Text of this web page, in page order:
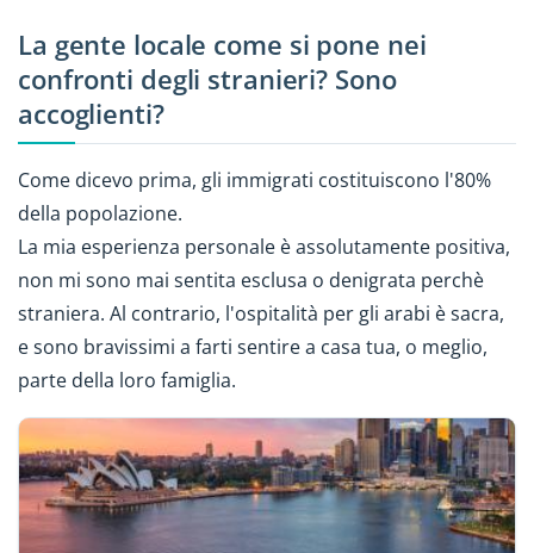
La gente locale come si pone nei
confronti degli stranieri? Sono
accoglienti?
Come dicevo prima, gli immigrati costituiscono l'80%
della popolazione.
La mia esperienza personale è assolutamente positiva,
non mi sono mai sentita esclusa o denigrata perchè
straniera. Al contrario, l'ospitalità per gli arabi è sacra,
e sono bravissimi a farti sentire a casa tua, o meglio,
parte della loro famiglia.